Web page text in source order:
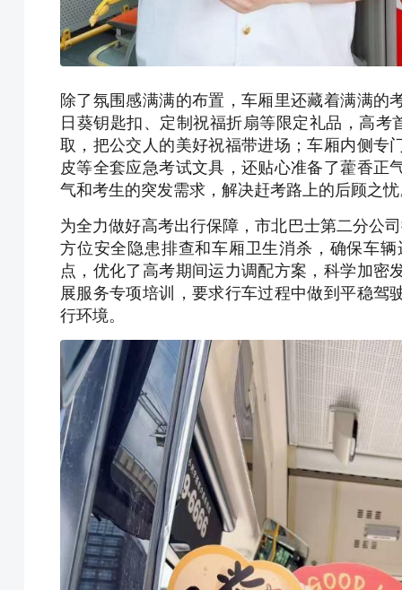
除了氛围感满满的布置，车厢里还藏着满满的
日葵钥匙扣、定制祝福折扇等限定礼品，高
取，把公交人的美好祝福带进场；车厢内侧专
皮等全套应急考试文具，还贴心准备了藿香正
气和考生的突发需求，解决赶考路上的后顾之
为全力做好高考出行保障，市北巴士第二分公
方位安全隐患排查和车厢卫生消杀，确保车
点，优化了高考期间运力调配方案，科学加密
展服务专项培训，要求行车过程中做到平稳驾
行环境。